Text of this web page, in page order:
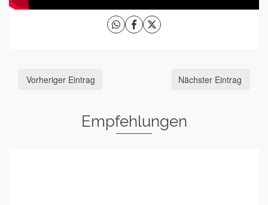
Vorheriger Eintrag Nächster Eintrag
Empfehlungen